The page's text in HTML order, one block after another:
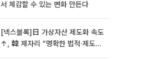
서 체감할 수 있는 변화 만든다
[넥스블록]日 가상자산 제도화 속도
↑, 韓 제자리 “명확한 법적∙제도적